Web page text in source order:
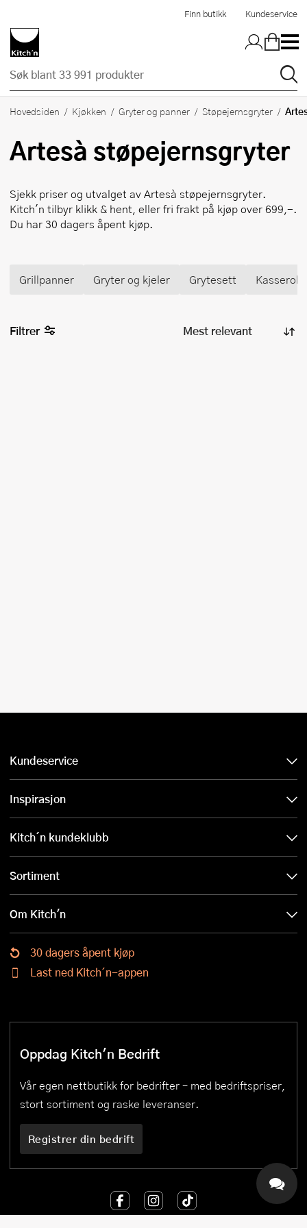
Finn butikk Kundeservice
Hovedsiden Kjøkken Gryter og panner Støpejernsgryter
Artesà støpejernsgryter
Sjekk priser og utvalget avArtesà støpejernsgryter.
Kitch'n tilbyr klikk & hent, eller fri frakt på kjøp over 699,-.
Du har 30 dagers åpent kjøp.
Grillpanner Gryter og kjeler Grytesett
Filtrer
Kundeservice
Inspirasjon
Kitch´n kundeklubb
Sortiment
Om Kitch'n
30 dagers åpent kjøp
Last ned Kitch´n-appen
Oppdag Kitch'n Bedrift
Vår egen nettbutikk for bedrifter – med bedriftspriser,
stort sortiment og raske leveranser.
Registrer din bedrift